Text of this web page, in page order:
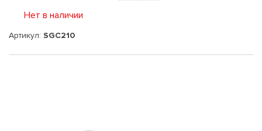
Нет в наличии
Артикул: SGC210